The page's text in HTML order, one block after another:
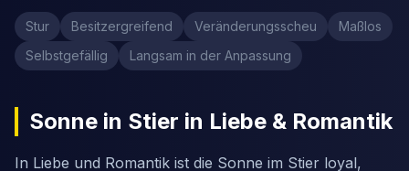
Stur Besitzergreifend Veränderungsscheu
Maßlos
Selbstgefällig
Langsam in der Anpassung
Sonne in Stier in Liebe & Romantik
In Liebe und Romantik ist die Sonne im Stier loyal,